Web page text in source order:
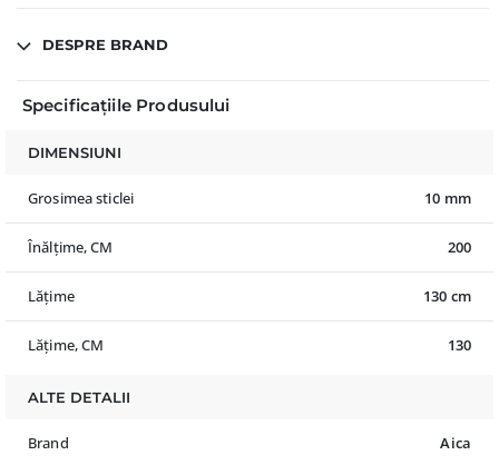
DESPRE BRAND
Specificațiile Produsului
DIMENSIUNI
Grosimea sticlei 10 mm
Înălțime, CM 200
Lățime 130 cm
Lățime, CM 130
ALTE DETALII
Brand Aica